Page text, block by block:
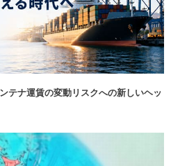
テナ運賃の変動リスクへの新しいヘッ